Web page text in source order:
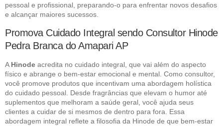
pessoal e profissional, preparando-o para enfrentar novos desafios
e alcançar maiores sucessos.
Promova Cuidado Integral sendo Consultor Hinode
Pedra Branca do Amapari AP
A Hinode acredita no cuidado integral, que vai além do aspecto
físico e abrange o bem-estar emocional e mental. Como consultor,
você promove produtos que incentivam uma abordagem holística
do cuidado pessoal. Desde fragrâncias que elevam o humor até
suplementos que melhoram a saúde geral, você ajuda seus
clientes a cuidar de si mesmos de dentro para fora. Essa
abordagem integral reflete a filosofia da Hinode de que bem-estar